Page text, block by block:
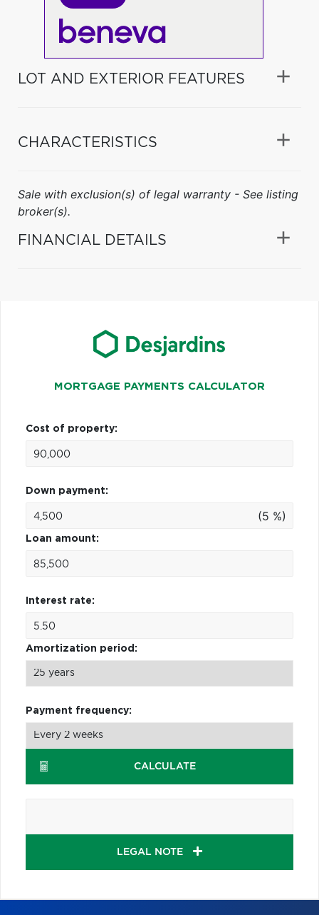
LOT AND EXTERIOR FEATURES
CHARACTERISTICS
Sale with exclusion(s) of legal warranty - See listing
broker(s).
FINANCIAL DETAILS
MORTGAGE PAYMENTS CALCULATOR
Cost of property:
Down payment:
(5 %)
Loan amount:
Interest rate:
Amortization period:
Payment frequency:
CALCULATE
LEGAL NOTE